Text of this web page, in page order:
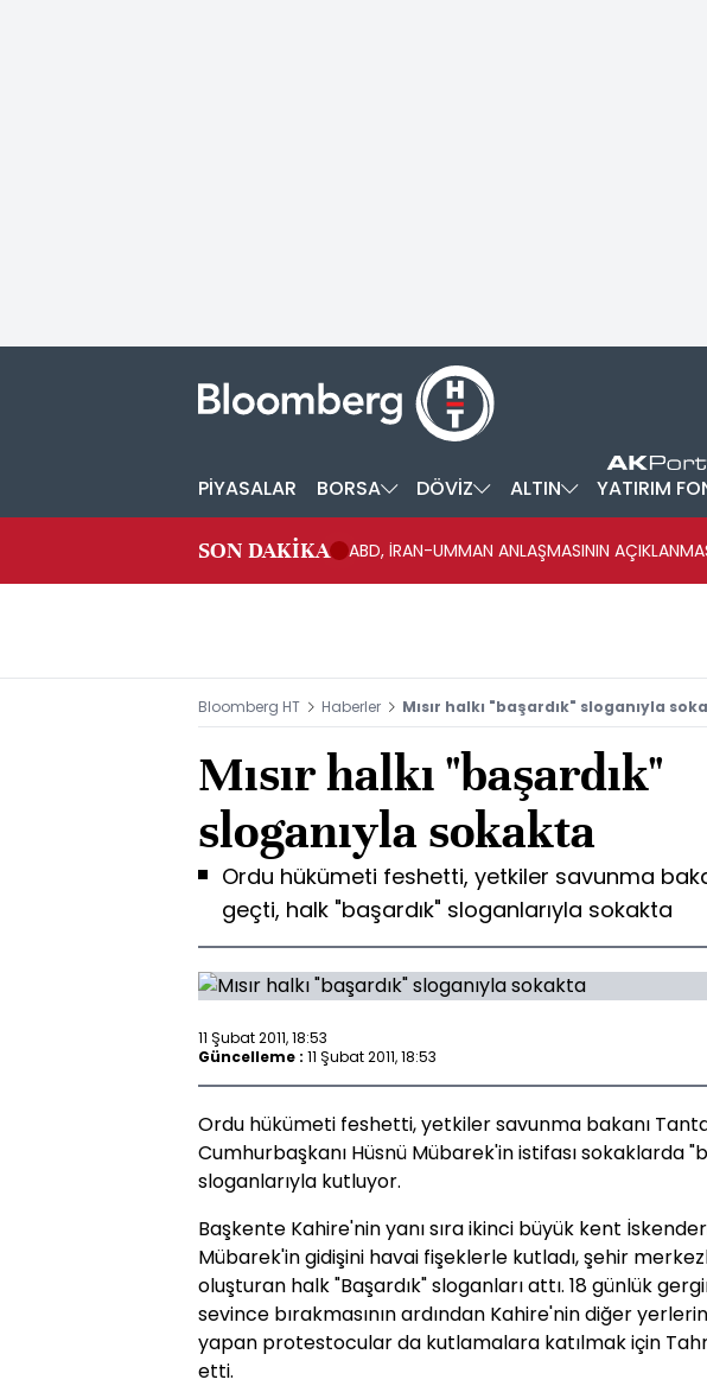
PİYASALAR BORSA DÖVİZ ALTIN YATIRIM
SON DAKİKA ABD, İRAN-UMMAN ANLAŞMASININ
Bloomberg HT Haberler Mısır halkı "başardık" sloganıyla
Mısır halkı "başardık"
sloganıyla sokakta
Ordu hükümeti feshetti, yetkiler savunma
geçti, halk "başardık" sloganlarıyla sokakta
11 Şubat 2011, 18:53
Güncelleme : 11 Şubat 2011, 18:53
Ordu hükümeti feshetti, yetkiler savunma bakanı
Cumhurbaşkanı Hüsnü Mübarek'in istifası sokaklarda
sloganlarıyla kutluyor.
Başkente Kahire'nin yanı sıra ikinci büyük kent
Mübarek'in gidişini havai fişeklerle kutladı, şehir
oluşturan halk "Başardık" sloganları attı. 18 günlük
sevince bırakmasının ardından Kahire'nin diğer
yapan protestocular da kutlamalara katılmak için
etti.